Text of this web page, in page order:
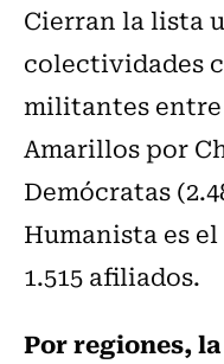
Cierran la lista
colectividades
militantes entre
Amarillos por
Demócratas
Humanista es
1.515 afiliados.
Por regiones,